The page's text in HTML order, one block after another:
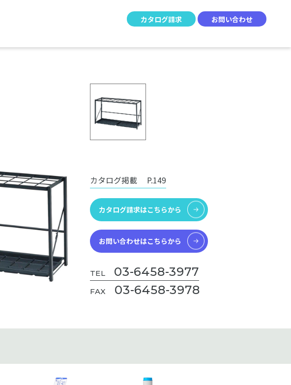
カタログ請求
お問い合わせ
カタログ掲載 P.149
カタログ請求はこちらから
お問い合わせはこちらから
TEL 03-6458-3977
FAX 03-6458-3978